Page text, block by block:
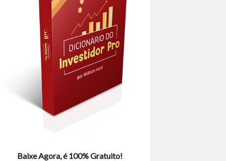
Baixe Agora, é 100% Gratuito!